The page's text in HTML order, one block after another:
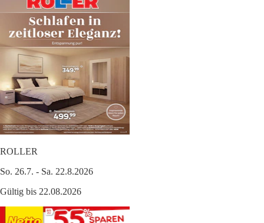
ROLLER
So. 26.7. - Sa. 22.8.2026
Gültig bis 22.08.2026